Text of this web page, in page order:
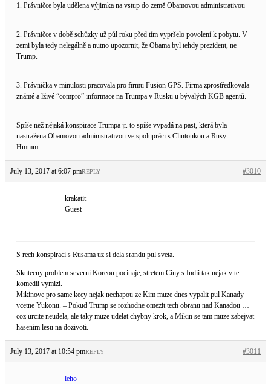
1. Právničce byla udělena výjimka na vstup do země Obamovou administrativou
2. Právničce v době schůzky už půl roku před tím vypršelo povolení k pobytu. V
zemi byla tedy nelegálně a nutno upozornit, že Obama byl tehdy prezident, ne
Trump.
3. Právnička v minulosti pracovala pro firmu Fusion GPS. Firma zprostředkovala
známé a lživé “compro” informace na Trumpa v Rusku u bývalých KGB agentů.
Spíše než nějaká konspirace Trumpa jr. to spíše vypadá na past, která byla
nastražena Obamovou administrativou ve spolupráci s Clintonkou a Rusy.
Hmmm…
July 13, 2017 at 6:07 pm #3010
REPLY
krakatit
Guest
S rech konspiraci s Rusama uz si dela srandu pul sveta.
Skutecny problem severni Koreou pocinaje, stretem Ciny s Indii tak nejak v te
komedii vymizi.
Mikinove pro same kecy nejak nechapou ze Kim muze dnes vypalit pul Kanady
vcetne Yukonu. – Pokud Trump se rozhodne omezit tech obranu nad Kanadou …
coz urcite neudela, ale taky muze udelat chybny krok, a Mikin se tam muze zabejvat
hasenim lesu na dozivoti.
July 13, 2017 at 10:54 pm #3011
REPLY
leho